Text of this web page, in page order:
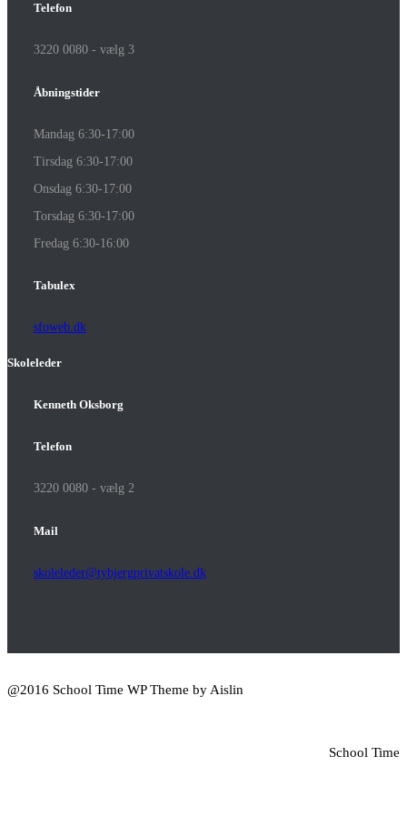
Telefon
3220 0080 - vælg 3
Åbningstider
Mandag 6:30-17:00
Tirsdag 6:30-17:00
Onsdag 6:30-17:00
Torsdag 6:30-17:00
Fredag 6:30-16:00
Tabulex
sfoweb.dk
Skoleleder
Kenneth Oksborg
Telefon
3220 0080 - vælg 2
Mail
skoleleder@tybjergprivatskole.dk
@2016 School Time WP Theme by Aislin
School Time